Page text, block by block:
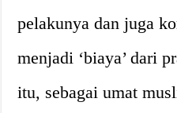
pelakunya dan juga
menjadi ‘biaya’ dari
itu, sebagai umat